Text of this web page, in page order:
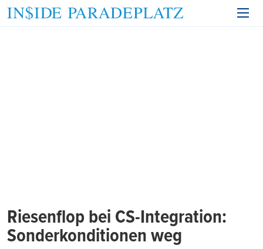
Riesenflop bei CS-Integration:
Sonderkonditionen weg